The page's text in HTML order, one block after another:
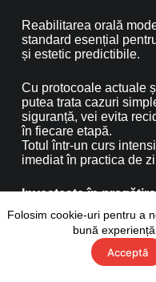
Folosim cookie-uri pentru a
bună
Acceptă
Reabilitarea orală
standard esențial
și estetic predictibile.
Cu protocoale actuale
putea trata cazuri
siguranță, vei evita
în fiecare etapă.
Totul într-un curs
imediat în practica de
Investește în
control și un avantaj
încă lucrează „după
oferă acces la un
centre de excelență,
planifici, prepari și